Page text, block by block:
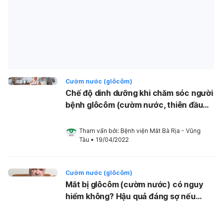
Cườm nước (glôcôm)
Chế độ dinh dưỡng khi chăm sóc người
bệnh glôcôm (cườm nước, thiên đầu
Tham vấn bởi: Bệnh viện Mắt Bà Rịa - Vũng
Tàu • 19/04/2022
Cườm nước (glôcôm)
Mắt bị glôcôm (cườm nước) có nguy
hiểm không? Hậu quả đáng sợ nếu